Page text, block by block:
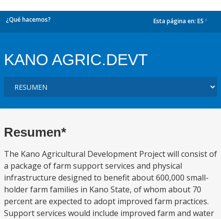
¿Qué hacemos? Esta página en: ES
KANO AGRIC.DEVT
Resumen*
The Kano Agricultural Development Project will consist of
a package of farm support services and physical
infrastructure designed to benefit about 600,000 small-
holder farm families in Kano State, of whom about 70
percent are expected to adopt improved farm practices.
Support services would include improved farm and water